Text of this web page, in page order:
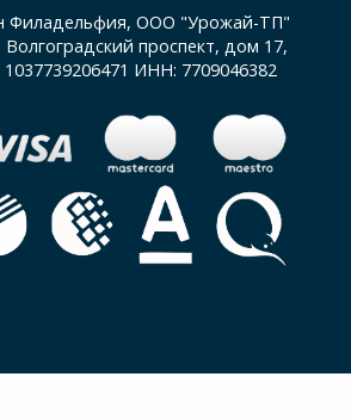
Филадельфия, ООО "Урожай-ТП"
Волгоградский проспект, дом 17,
ИНН: 7709046382